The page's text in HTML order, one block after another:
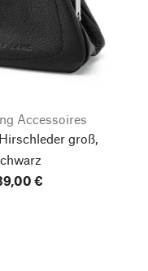
Accessoires
groß,
€